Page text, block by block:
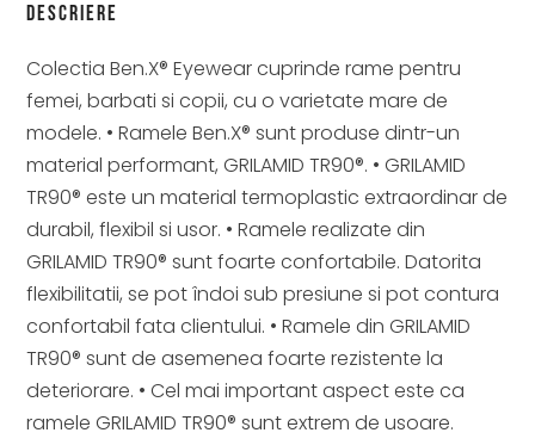
Descriere
Colectia Ben.X® Eyewear cuprinde rame pentru
femei, barbati si copii, cu o varietate mare de
modele. • Ramele Ben.X® sunt produse dintr-un
material performant, GRILAMID TR90®. • GRILAMID
TR90® este un material termoplastic extraordinar de
durabil, flexibil si usor. • Ramele realizate din
GRILAMID TR90® sunt foarte confortabile. Datorita
flexibilitatii, se pot îndoi sub presiune si pot contura
confortabil fata clientului. • Ramele din GRILAMID
TR90® sunt de asemenea foarte rezistente la
deteriorare. • Cel mai important aspect este ca
ramele GRILAMID TR90® sunt extrem de usoare.